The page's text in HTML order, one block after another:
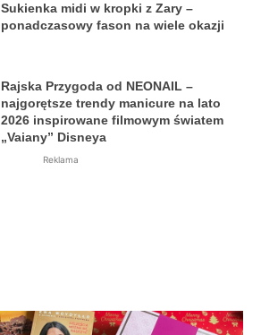
Sukienka midi w kropki z Zary –
ponadczasowy fason na wiele okazji
Rajska Przygoda od NEONAIL –
najgorętsze trendy manicure na lato
2026 inspirowane filmowym światem
„Vaiany” Disneya
Reklama